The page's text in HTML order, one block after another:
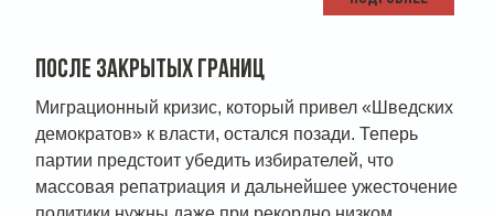
ПОСЛЕ ЗАКРЫТЫХ ГРАНИЦ
Миграционный кризис, который привел «Шведских
демократов» к власти, остался позади. Теперь
партии предстоит убедить избирателей, что
массовая репатриация и дальнейшее ужесточение